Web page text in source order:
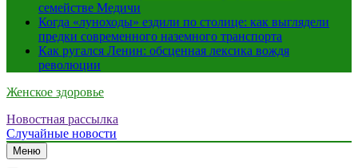
семействе Медичи
Когда «луноходы» ездили по столице: как выглядели
предки современного наземного транспорта
Как ругался Ленин: обсценная лексика вождя
революции
Женское здоровье
Новостная рассылка
Случайные новости
Меню